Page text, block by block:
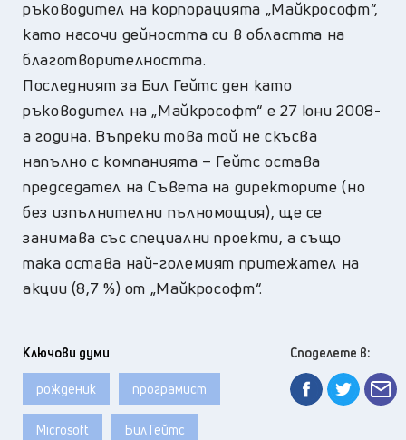
ръководител на корпорацията „Майкрософт“,
като насочи дейността си в областта на
благотворителността.
Последният за Бил Гейтс ден като
ръководител на „Майкрософт“ е 27 юни 2008-
а година. Въпреки това той не скъсва
напълно с компанията – Гейтс остава
председател на Съвета на директорите (но
без изпълнителни пълномощия), ще се
занимава със специални проекти, а също
така остава най-големият притежател на
акции (8,7 %) от „Майкрософт“.
Ключови думи
рожденик програмист
Microsoft Бил Гейтс
Споделете в: